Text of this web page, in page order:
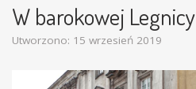
W barokowej Legnicy
Utworzono: 15 wrzesień 2019